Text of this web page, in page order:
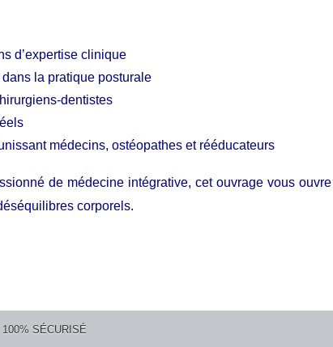
d’expertise clinique
la pratique posturale
dentistes
médecins, ostéopathes et rééducateurs
de médecine intégrative, cet ouvrage vous
corporels.